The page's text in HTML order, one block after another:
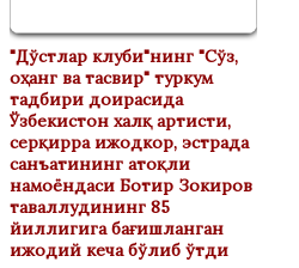
"Дўстлар клуби"нинг "Сўз,
оҳанг ва тасвир" туркум
тадбири доирасида
Ўзбекистон халқ артисти,
серқирра ижодкор, эстрада
санъатининг атоқли
намоёндаси Ботир Зокиров
таваллудининг 85
йиллигига бағишланган
ижодий кеча бўлиб ўтди